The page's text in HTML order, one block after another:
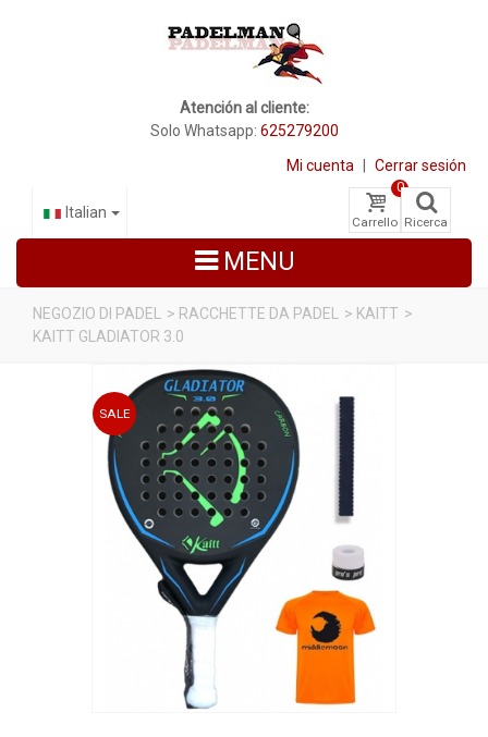
Atención al cliente:
Solo Whatsapp: 625279200
Mi cuenta Cerrar sesión
Carrello
0
Ricerca
Italian
MENU
SCARPE PADEL
NEGOZIO DI PADEL > RACCHETTE DA PADEL > KAITT >
KAITT GLADIATOR 3.0
SALE